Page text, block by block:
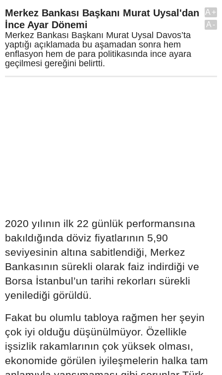
Merkez Bankası Başkanı Murat Uysal'dan
İnce Ayar Dönemi
Merkez Bankası Başkanı Murat Uysal Davos’ta
yaptığı açıklamada bu aşamadan sonra hem
enflasyon hem de para politikasında ince ayara
geçilmesi gereğini belirtti.
A+
A-
2020 yılının ilk 22 günlük performansına
bakıldığında döviz fiyatlarının 5,90
seviyesinin altına sabitlendiği, Merkez
Bankasının sürekli olarak faiz indirdiği ve
Borsa İstanbul’un tarihi rekorları sürekli
yenilediği görüldü.
Fakat bu olumlu tabloya rağmen her şeyin
çok iyi olduğu düşünülmüyor. Özellikle
işsizlik rakamlarının çok yüksek olması,
ekonomide görülen iyileşmelerin halka tam